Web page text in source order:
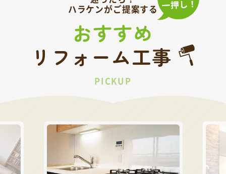
ハラケンがご提案する
おすすめ
リフォーム工事
PICKUP